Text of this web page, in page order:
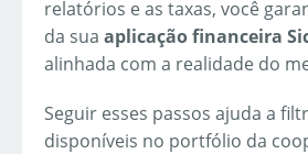
relatórios e as taxas, você
da sua aplicação financeira
alinhada com a realidade do
Seguir esses passos ajuda a
disponíveis no portfólio da